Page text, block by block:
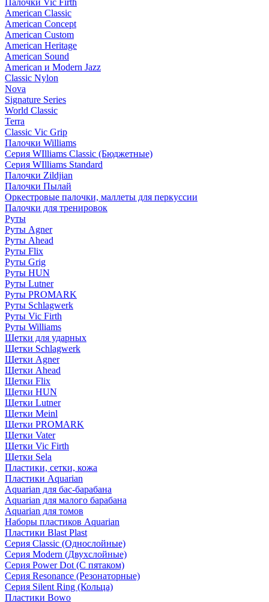
Палочки Vic Firth
American Classic
American Concept
American Custom
American Heritage
American Sound
American и Modern Jazz
Classic Nylon
Nova
Signature Series
World Classic
Terra
Classic Vic Grip
Палочки Williams
Серия WIlliams Classic (Бюджетные)
Серия WIlliams Standard
Палочки Zildjian
Палочки Пылай
Оркестровые палочки, маллеты для перкуссии
Палочки для тренировок
Руты
Руты Agner
Руты Ahead
Руты Flix
Руты Grig
Руты HUN
Руты Lutner
Руты PROMARK
Руты Schlagwerk
Руты Vic Firth
Руты Williams
Щетки для ударных
Щетки Schlagwerk
Щетки Agner
Щетки Ahead
Щетки Flix
Щетки HUN
Щетки Lutner
Щетки Meinl
Щетки PROMARK
Щетки Vater
Щетки Vic Firth
Щетки Sela
Пластики, сетки, кожа
Пластики Aquarian
Aquarian для бас-барабана
Aquarian для малого барабана
Aquarian для томов
Наборы пластиков Aquarian
Пластики Blast Plast
Серия Classic (Однослойные)
Серия Modern (Двухслойные)
Серия Power Dot (С пятаком)
Серия Resonance (Резонаторные)
Серия Silent Ring (Кольца)
Пластики Bowo